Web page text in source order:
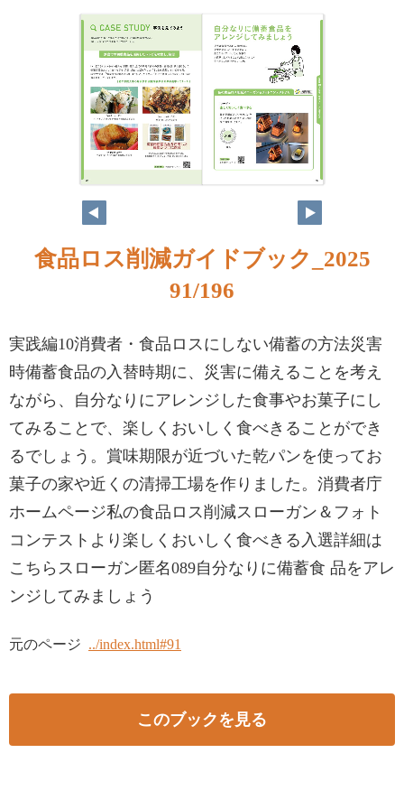
食品ロス削減ガイドブック_2025
91/196
実践編10消費者・食品ロスにしない備蓄の方法災害
時備蓄食品の入替時期に、災害に備えることを考え
ながら、自分なりにアレンジした食事やお菓子にし
てみることで、楽しくおいしく食べきることができ
るでしょう。賞味期限が近づいた乾パンを使ってお
菓子の家や近くの清掃工場を作りました。消費者庁
ホームページ私の食品ロス削減スローガン＆フォト
コンテストより楽しくおいしく食べきる入選詳細は
こちらスローガン匿名089自分なりに備蓄食 品をアレ
ンジしてみましょう
元のページ ../index.html#91
このブックを見る